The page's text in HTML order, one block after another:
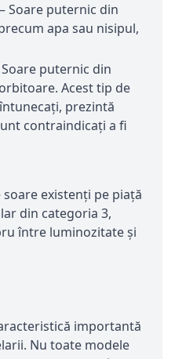
Soare puternic din
apa sau nisipul,
Soare puternic din
Acest tip de
prezintă
contraindicați a fi
existenți pe piață
din categoria 3,
între luminozitate și
importantă
Nu toate modele